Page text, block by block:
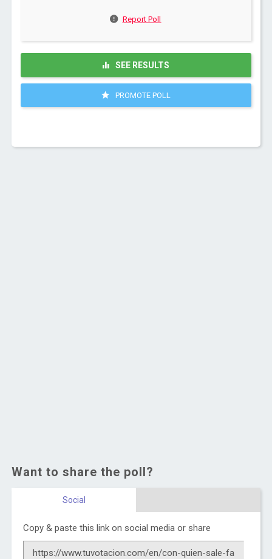
Report Poll
SEE RESULTS
PROMOTE POLL
Want to share the poll?
Social
Copy & paste this link on social media or share